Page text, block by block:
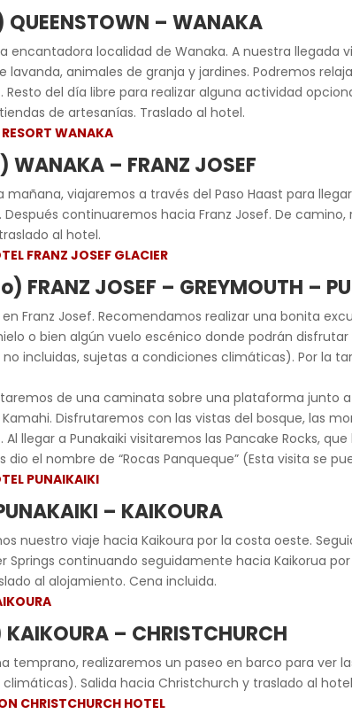
– WANAKA
encantadora localidad de Wanaka. A nuestra
lavanda, animales de granja y jardines. Podremos
del día libre para realizar alguna actividad
de artesanías. Traslado al hotel.
WANAKA
– FRANZ JOSEF
mañana, viajaremos a través del Paso Haast para
Después continuaremos hacia Franz Josef. De
al hotel.
FRANZ JOSEF GLACIER
FRANZ JOSEF – GREYMOUTH –
Franz Josef. Recomendamos realizar una bonita
o bien algún vuelo escénico donde podrán
incluidas, sujetas a condiciones climáticas). Por la
de una caminata sobre una plataforma junto
Disfrutaremos con las vistas del bosque, las
llegar a Punakaiki visitaremos las Pancake Rocks,
el nombre de “Rocas Panqueque” (Esta visita se
PUNAIKAIKI
– KAIKOURA
nuestro viaje hacia Kaikoura por la costa oeste.
Springs continuando seguidamente hacia Kaikorua
al alojamiento. Cena incluida.
– CHRISTCHURCH
temprano, realizaremos un paseo en barco para
Salida hacia Christchurch y traslado al
CHRISTCHURCH HOTEL